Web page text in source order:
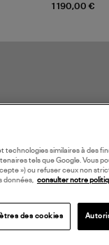
1 190,00 €
technologies similaires à des
tels que Google. Vous
») ou refuser ceux non
données, consulter notre
des cookies